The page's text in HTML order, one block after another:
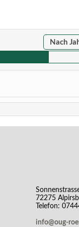
Nach
72275
Telefon:
info@oug-